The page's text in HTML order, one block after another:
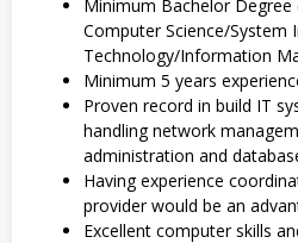
Minimum Bachelor
Computer Science/
Technology/Information
Minimum 5 years
Proven record in build IT
handling network
administration and
Having experience
provider would be an
Excellent computer skills